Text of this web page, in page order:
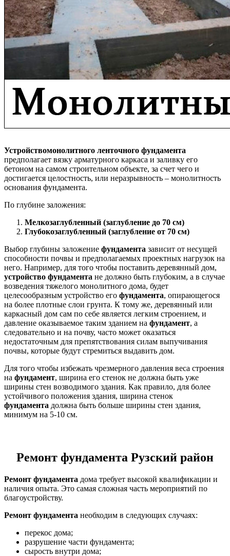
Устройствомонолитного ленточного фундамента
предполагает вязку арматурного каркаса и заливку его
бетоном на самом строительном объекте, за счет чего и
достигается целостность, или неразрывность – монолитность
основания фундамента.
По глубине заложения:
Мелкозаглубленный (заглубление до 70 см)
Глубокозаглубленный (заглубление от 70 см)
Выбор глубины заложение фундамента зависит от несущей
способности почвы и предполагаемых проектных нагрузок на
него. Например, для того чтобы поставить деревянный дом,
устройство фундамента не должно быть глубоким, а в случае
возведения тяжелого монолитного дома, будет
целесообразным устройство его фундамента, опирающегося
на более плотные слои грунта. К тому же, деревянный или
каркасный дом сам по себе является легким строением, и
давление оказываемое таким зданием на фундамент, а
следовательно и на почву, часто может оказаться
недостаточным для препятствования силам выпучивания
почвы, которые будут стремиться выдавить дом.
Для того чтобы избежать чрезмерного давления веса строения
на фундамент, ширина его стенок не должна быть уже
ширины стен возводимого здания. Как правило, для более
устойчивого положения здания, ширина стенок
фундамента должна быть больше ширины стен здания,
минимум на 5-10 см.
Ремонт фундамента Рузский район
Ремонт фундамента дома требует высокой квалификации и
наличия опыта. Это самая сложная часть мероприятий по
благоустройству.
Ремонт фундамента необходим в следующих случаях:
перекос дома;
разрушение части фундамента;
сырость внутри дома;